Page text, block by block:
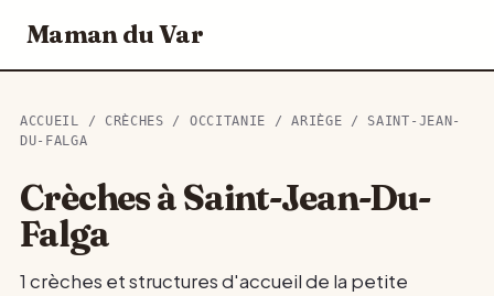
Maman du Var
ACCUEIL / CRÈCHES / OCCITANIE /ARIÈGE / SAINT-JEAN-
DU-FALGA
Crèches à Saint-Jean-Du-
Falga
1 crèches et structures d'accueil de la petite